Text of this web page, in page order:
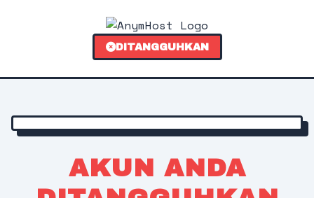
DITANGGUHKAN
AKUN ANDA